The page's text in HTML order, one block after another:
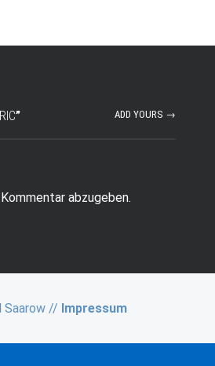
” ADD YOURS →
abzugeben.
Saarow // Impressum